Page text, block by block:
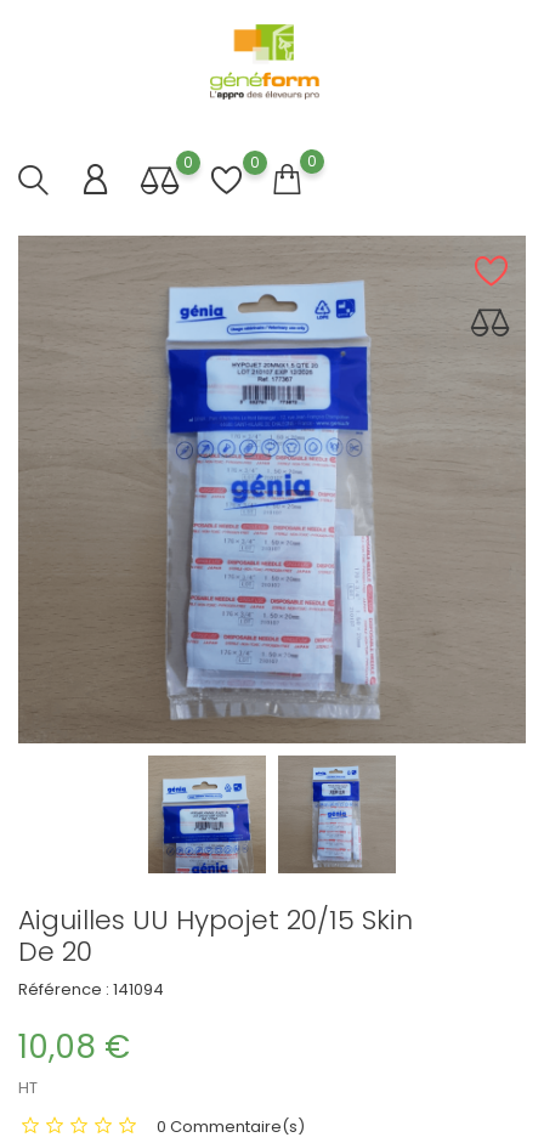
0 0 0
Aiguilles UU Hypojet 20/15 Skin
De 20
Référence : 141094
10,08 €
HT
0 Commentaire(s)